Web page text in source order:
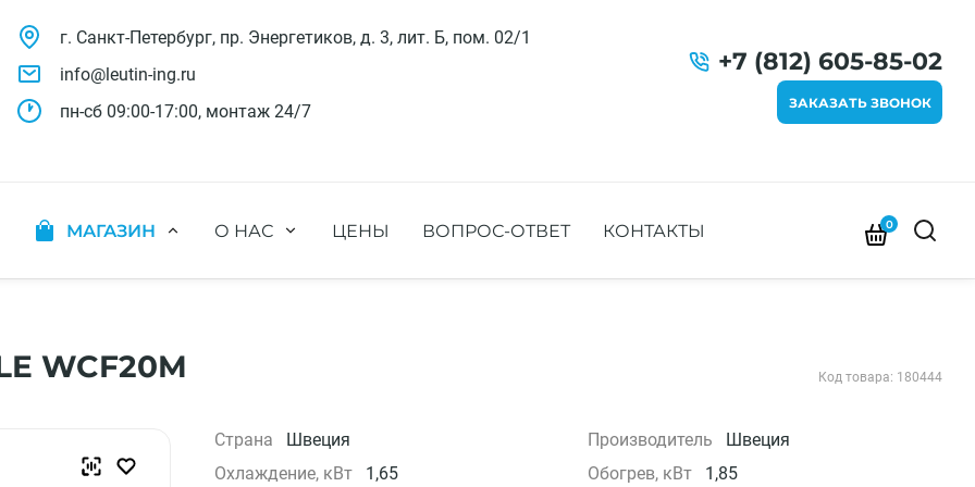
г. Санкт-Петербург, пр. Энергетиков, д. 3, лит. Б, пом. 02/1
info@leutin-ing.ru
пн-сб 09:00-17:00, монтаж 24/7
+7 (812) 605-85-02
ЗАКАЗАТЬ ЗВОНОК
систем
МАГАЗИН
Кассетные кондиционеры
Напольно-потолочные кондиционеры
Колонные кондиционеры
О НАС
Вакансии
ЦЕНЫ ВОПРОС-ОТВЕТ КОНТАКТЫ 0
WCF20M Код товара: 180444
Страна Швеция Производитель
Швеция
Охлаждение, кВт
1,65 Обогрев, кВт
1,85